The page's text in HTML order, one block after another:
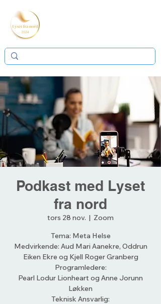
Podkast med Lyset
fra nord
tors 28 nov.
  |
Zoom
Tema: Meta Helse
Medvirkende: Aud Mari Aanekre, Oddrun
Eiken Ekre og Kjell Roger Granberg
Programledere:
Pearl Lodur Lionheart og Anne Jorunn
Løkken
Teknisk Ansvarlig: